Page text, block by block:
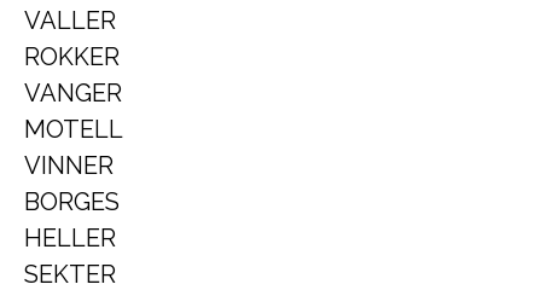
VALLER
ROKKER
VANGER
MOTELL
VINNER
BORGES
HELLER
SEKTER